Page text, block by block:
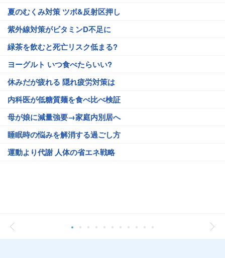
夏のむくみ対策 ツボ&反射区押し
紫外線対策がビタミンD不足に
緑茶を飲むと死亡リスク低まる?
ヨーグルト いつ食べたらいい?
休みだが疲れる 隠れ疲労対策は
内科医が低糖質麺を食べ比べ検証
母が娘に減量強要→家庭内別居へ
睡眠時の悩みを解消する過ごし方
運動より代謝 人体の省エネ戦略